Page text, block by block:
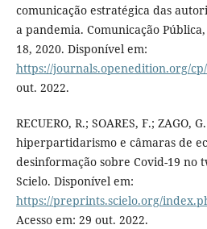
comunicação estratégica das
a pandemia. Comunicação
18, 2020. Disponível em:
https://journals.openedition.org/
out. 2022.
RECUERO, R.; SOARES, F.; ZAGO,
hiperpartidarismo e câmaras de
desinformação sobre Covid-19 no
Scielo. Disponível em:
https://preprints.scielo.org/
Acesso em: 29 out. 2022.